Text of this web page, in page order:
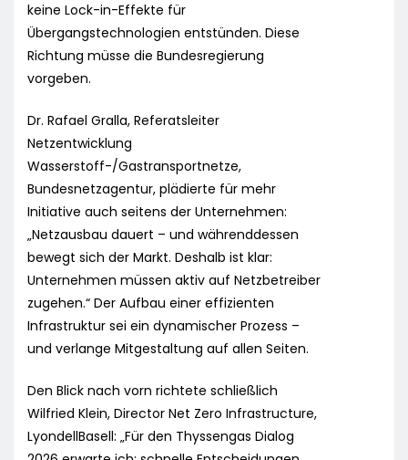
keine Lock-in-Effekte für
Übergangstechnologien entstünden. Diese
Richtung müsse die Bundesregierung
vorgeben.
Dr. Rafael Gralla, Referatsleiter
Netzentwicklung
Wasserstoff-/Gastransportnetze,
Bundesnetzagentur, plädierte für mehr
Initiative auch seitens der Unternehmen:
„Netzausbau dauert – und währenddessen
bewegt sich der Markt. Deshalb ist klar:
Unternehmen müssen aktiv auf Netzbetreiber
zugehen.“ Der Aufbau einer effizienten
Infrastruktur sei ein dynamischer Prozess –
und verlange Mitgestaltung auf allen Seiten.
Den Blick nach vorn richtete schließlich
Wilfried Klein, Director Net Zero Infrastructure,
LyondellBasell: „Für den Thyssengas Dialog